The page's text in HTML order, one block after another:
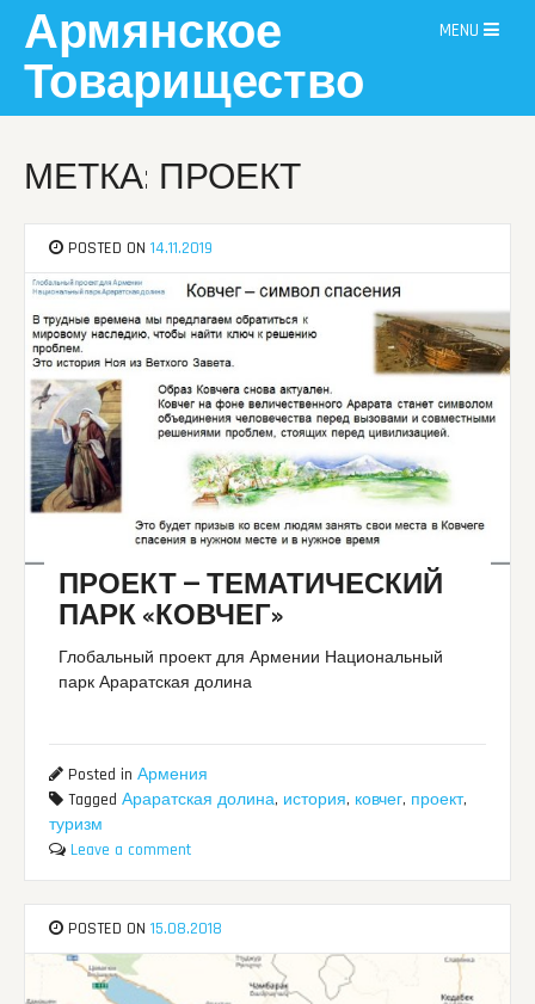
content
Армянское
Товарищество
MENU
МЕТКА: ПРОЕКТ
POSTED ON14.11.2019
ПРОЕКТ — ТЕМАТИЧЕСКИЙ
ПАРК «КОВЧЕГ»
Глобальный проект для Армении Национальный
парк Араратская долина
Posted inАрмения
TaggedАраратская долина, история, ковчег, проект,
туризм
Leave a comment
POSTED ON15.08.2018